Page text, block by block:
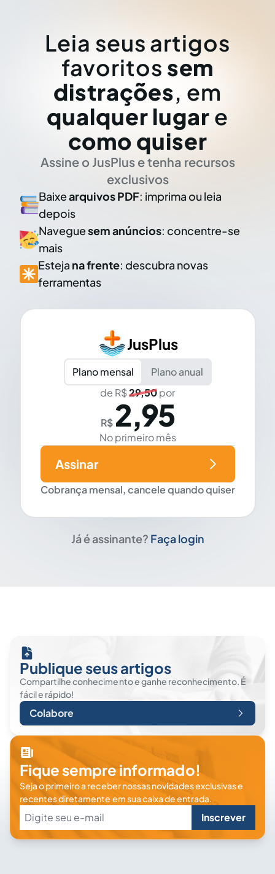
Leia seus artigos
favoritos sem
distrações, em
qualquer lugar e
como quiser
Assine o JusPlus e tenha recursos
exclusivos
Baixearquivos PDF: imprima ou leia
depois
Naveguesem anúncios: concentre-se
mais
Esteja na frente: descubra novas
ferramentas
JusPlus
Plano mensal
Plano anual
de R$29,50por
R$ 2,95
No primeiro mês
Cobrança mensal, cancele quando quiser
Assinar
Já é assinante? Faça login
Publique seus artigos
Compartilhe conhecimento e ganhe reconhecimento. É
fácil e rápido!
Colabore
Fique sempre informado!
Seja o primeiro a receber nossas novidades exclusivas e
recentes diretamente em sua caixa de entrada.
Inscrever